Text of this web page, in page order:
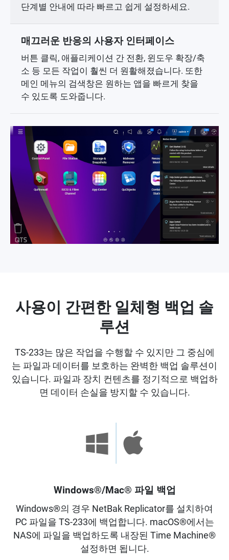
단계별 안내에 따라 빠르고 쉽게 설정하세요.
매끄러운 반응의 사용자 인터페이스
버튼 클릭, 애플리케이션 간 전환, 윈도우 확장/축
소 등 모든 작업이 훨씬 더 원활해졌습니다. 또한
메인 메뉴의 검색창은 원하는 앱을 빠르게 찾을
수 있도록 도와줍니다.
사용이 간편한 일체형 백업 솔
루션
TS-233는 많은 작업을 수행할 수 있지만 그 중심에
는 파일과 데이터를 보호하는 완벽한 백업 솔루션이
있습니다. 파일과 장치 컨텐츠를 정기적으로 백업하
면 데이터 손실을 방지할 수 있습니다.
Windows®/Mac® 파일 백업
Windows®의 경우 NetBak Replicator를 설치하여
PC 파일을 TS-233에 백업합니다. macOS®에서는
NAS에 파일을 백업하도록 내장된 Time Machine®
설정하면 됩니다.